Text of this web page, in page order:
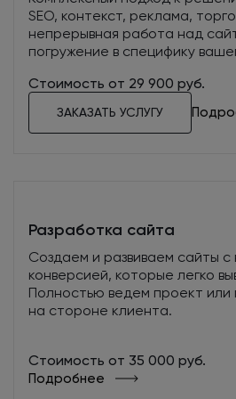
помогут принять решение о
дизайнеров, отвечает за
работы и сроки ее
процесс технического
SEO, контекст, реклама,
непрерывная работа над
погружение в специфику
Стоимость от 29 900 руб.
ЗАКАЗАТЬ УСЛУГУ
Разработка сайта
Создаем и развиваем сайты с
конверсией, которые легко
Полностью ведем проект
на стороне клиента.
Стоимость от 35 000 руб.
Подробнее